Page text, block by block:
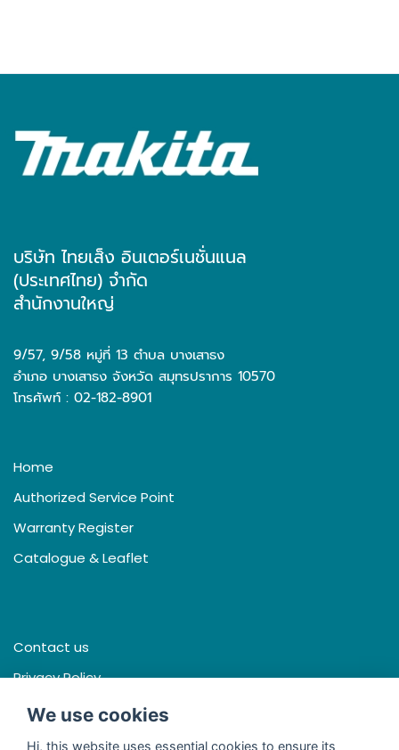
บริษัท ไทยเส็ง อินเตอร์เนชั่นแนล
(ประเทศไทย) จำกัด
สำนักงานใหญ่
9/57, 9/58 หมู่ที่ 13 ตำบล บางเสาธง
อำเภอ บางเสาธง จังหวัด สมุทรปราการ 10570
โทรศัพท์ : 02-182-8901
Home
Authorized Service Point
Warranty Register
Catalogue & Leaflet
Contact us
Privacy Policy
Terms & Conditions
We use cookies
Hi, this website uses essential cookies to ensure its